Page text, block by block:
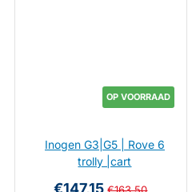
OP VOORRAAD
Inogen G3|G5 | Rove 6
trolly |cart
€147,15